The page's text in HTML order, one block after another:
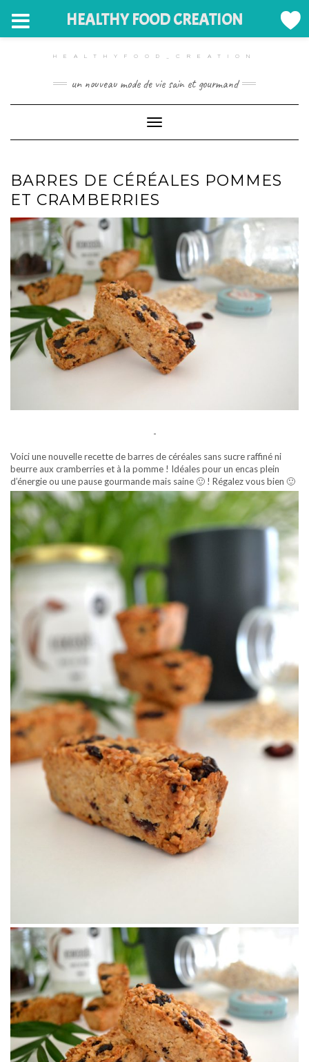
HEALTHYFOOD_CREATION
un nouveau mode de vie sain et gourmand
Toggle Navigation
BARRES DE CÉRÉALES POMMES
ET CRAMBERRIES
-
Voici une nouvelle recette de barres de céréales sans sucre raffiné ni
beurre aux cramberries et à la pomme ! Idéales pour un encas plein
d’énergie ou une pause gourmande mais saine 🙂 ! Régalez vous bien 🙂
HEALTHY FOOD CREATION